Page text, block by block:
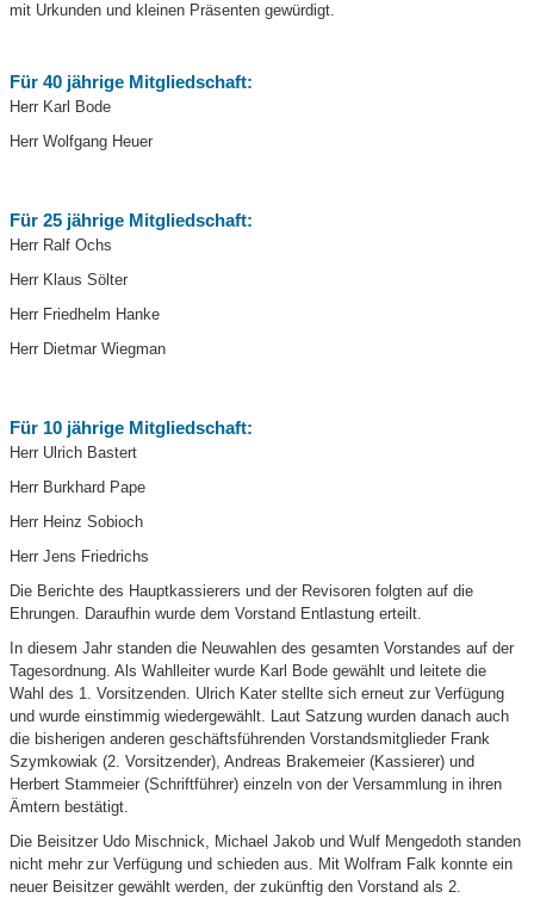
mit Urkunden und kleinen Präsenten gewürdigt.
Für 40 jährige Mitgliedschaft:
Herr Karl Bode
Herr Wolfgang Heuer
Für 25 jährige Mitgliedschaft:
Herr Ralf Ochs
Herr Klaus Sölter
Herr Friedhelm Hanke
Herr Dietmar Wiegman
Für 10 jährige Mitgliedschaft:
Herr Ulrich Bastert
Herr Burkhard Pape
Herr Heinz Sobioch
Herr Jens Friedrichs
Die Berichte des Hauptkassierers und der Revisoren folgten auf die
Ehrungen. Daraufhin wurde dem Vorstand Entlastung erteilt.
In diesem Jahr standen die Neuwahlen des gesamten Vorstandes auf der
Tagesordnung. Als Wahlleiter wurde Karl Bode gewählt und leitete die
Wahl des 1. Vorsitzenden. Ulrich Kater stellte sich erneut zur Verfügung
und wurde einstimmig wiedergewählt. Laut Satzung wurden danach auch
die bisherigen anderen geschäftsführenden Vorstandsmitglieder Frank
Szymkowiak (2. Vorsitzender), Andreas Brakemeier (Kassierer) und
Herbert Stammeier (Schriftführer) einzeln von der Versammlung in ihren
Ämtern bestätigt.
Die Beisitzer Udo Mischnick, Michael Jakob und Wulf Mengedoth standen
nicht mehr zur Verfügung und schieden aus. Mit Wolfram Falk konnte ein
neuer Beisitzer gewählt werden, der zukünftig den Vorstand als 2.